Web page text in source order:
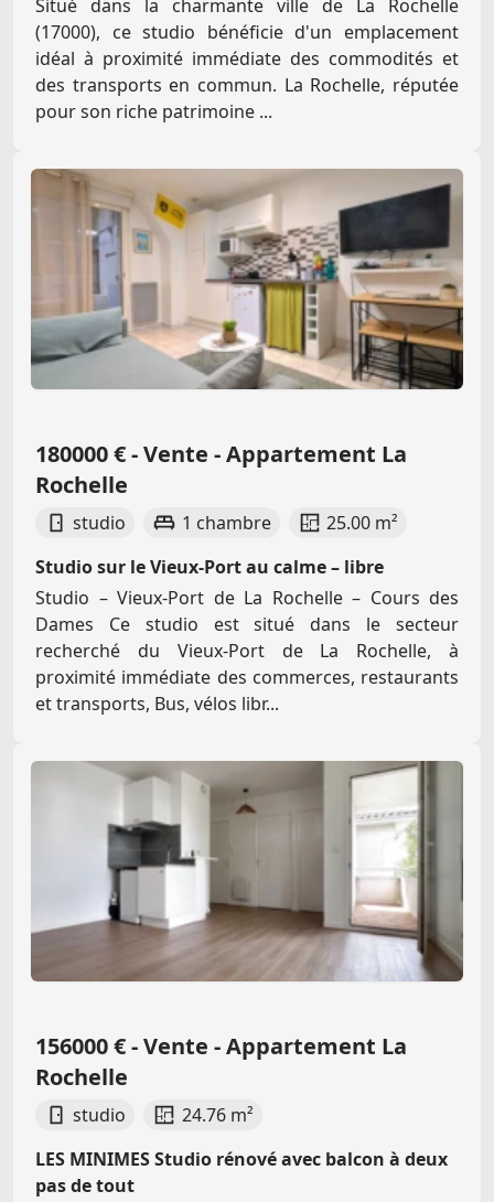
Situé dans la charmante ville de La Rochelle
(17000), ce studio bénéficie d'un emplacement
idéal à proximité immédiate des commodités et
des transports en commun. La Rochelle, réputée
pour son riche patrimoine ...
180000 € - Vente - Appartement La
Rochelle
studio 1 chambre
25.00 m²
Studio sur le Vieux-Port au calme – libre
Studio – Vieux-Port de La Rochelle – Cours des
Dames Ce studio est situé dans le secteur
recherché du Vieux-Port de La Rochelle, à
proximité immédiate des commerces, restaurants
et transports, Bus, vélos libr...
156000 € - Vente - Appartement La
Rochelle
studio
24.76 m²
LES MINIMES Studio rénové avec balcon à deux
pas de tout